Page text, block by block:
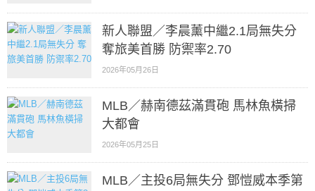
新人聯盟／李晨薰中繼2.1局無失分
奪旅美首勝 防禦率2.70
2026年05月26日
MLB／赫南德茲滿貫砲 馬林魚橫掃
大都會
2026年05月25日
MLB／主投6局無失分 鄧愷威本季第